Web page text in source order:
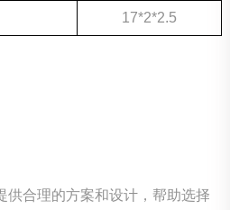
17*2*2.5
供合理的方案和设计，帮助选择